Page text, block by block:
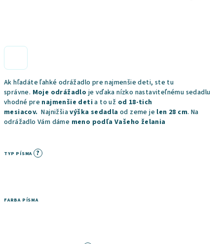
Ak hľadáte ľahké odrážadlo pre najmenšie deti, ste tu
správne. Moje odrážadlo je vďaka nízko nastaviteľnému sedadlu
vhodné pre najmenšie deti a to už od 18-tich
mesiacov. Najnižšiavýška sedadlaod zeme je len 28 cm. Na
odrážadlo Vám dáme meno podľa Vašeho želania
TYP PÍSMA ?
FARBA PÍSMA